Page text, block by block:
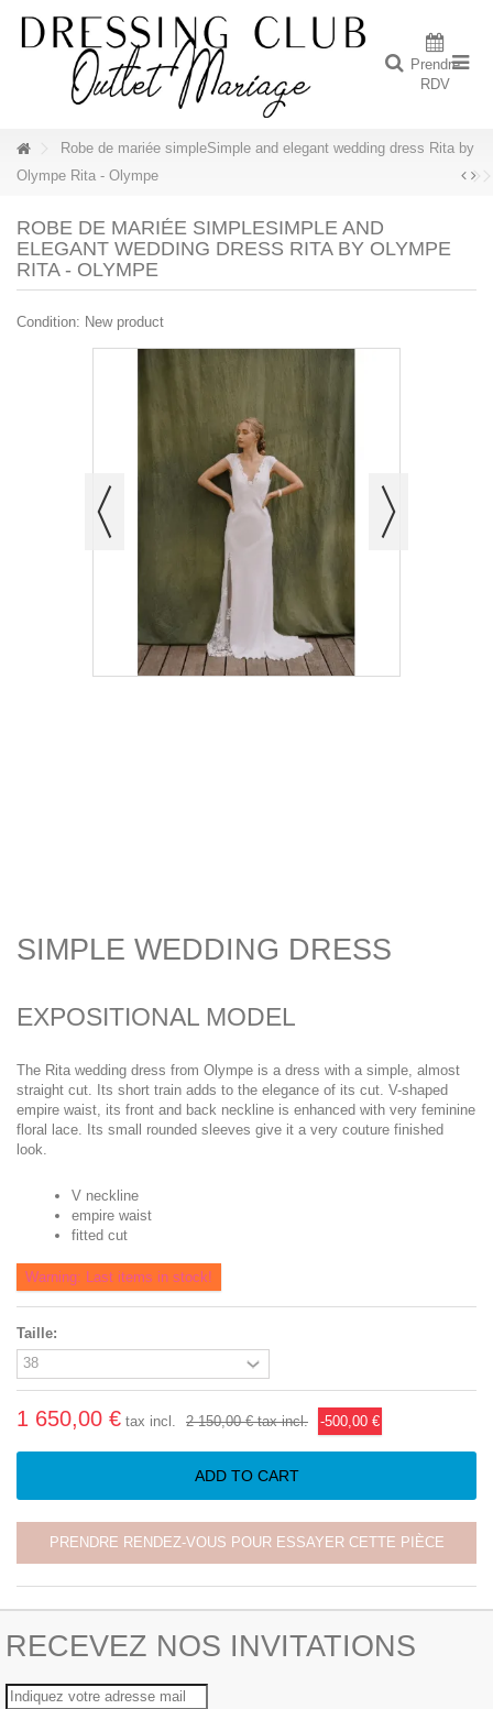
Prendre
RDV
Robe de mariée simpleSimple and elegant wedding dress Rita by
Olympe Rita - Olympe
ROBE DE MARIÉE SIMPLESIMPLE AND
ELEGANT WEDDING DRESS RITA BY OLYMPE
RITA - OLYMPE
Condition: New product
SIMPLE WEDDING DRESS
EXPOSITIONAL MODEL
The Rita wedding dress from Olympe is a dress with a simple, almost
straight cut. Its short train adds to the elegance of its cut. V-shaped
empire waist, its front and back neckline is enhanced with very feminine
floral lace. Its small rounded sleeves give it a very couture finished
look.
V neckline
empire waist
fitted cut
Warning: Last items in stock!
Taille:
1 650,00 € tax incl. 2 150,00 €tax incl. -500,00 €
ADD TO CART
PRENDRE RENDEZ-VOUS POUR ESSAYER CETTE PIÈCE
RECEVEZ NOS INVITATIONS